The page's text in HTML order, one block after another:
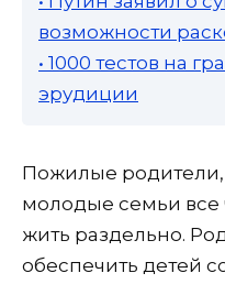
возможности
• 1000 тестов на
эрудиции
Пожилые родители,
молодые семьи
жить раздельно.
обеспечить детей